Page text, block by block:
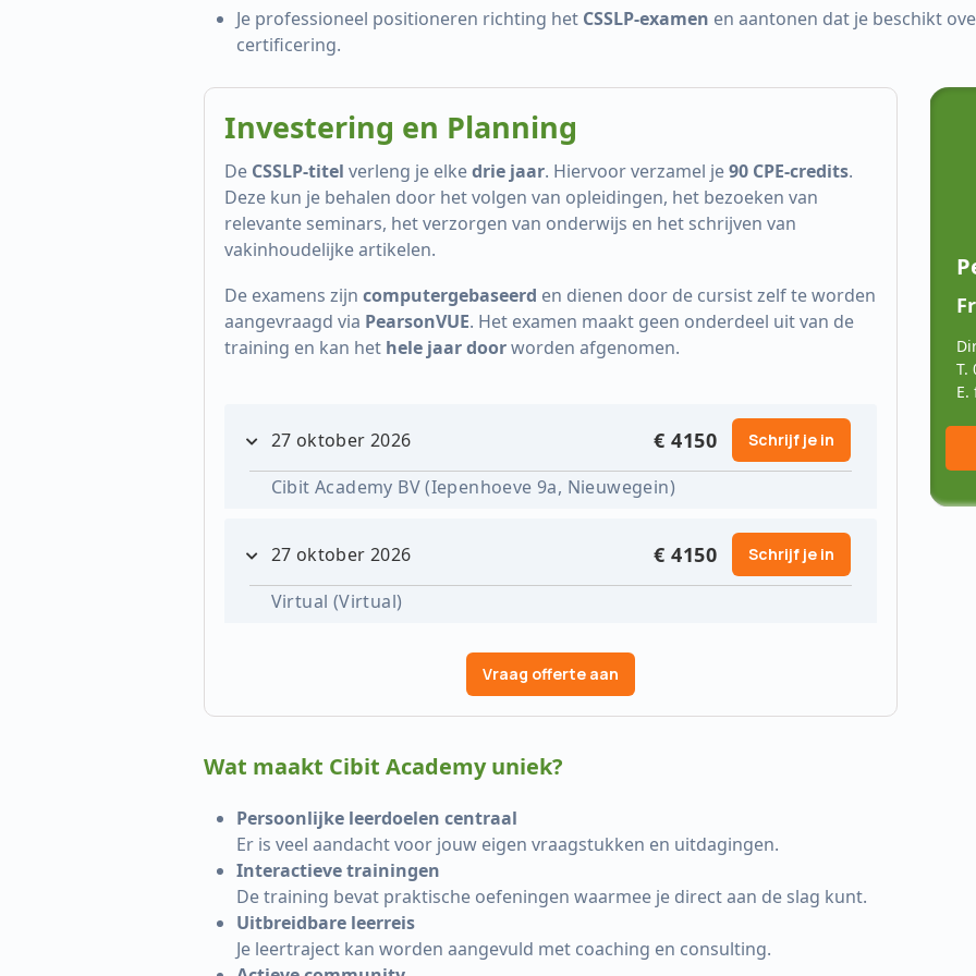
Je professioneel positioneren richting het CSSLP-examen en aantonen dat je beschikt
certificering.
Investering en Planning
De CSSLP-titel verleng je elkedrie jaar. Hiervoor verzamel je90 CPE-credits.
Deze kun je behalen door het volgen van opleidingen, het bezoeken van
relevante seminars, het verzorgen van onderwijs en het schrijven van
vakinhoudelijke artikelen.
De examens zijn computergebaseerd en dienen door de cursist zelf te worden
aangevraagd via PearsonVUE. Het examen maakt geen onderdeel uit van de
training en kan het hele jaar doorworden afgenomen.
27 oktober 2026 € 4150 Schrijf je in
Cibit Academy BV (Iepenhoeve 9a, Nieuwegein)
27 oktober 2026 € 4150 Schrijf je in
Virtual (Virtual)
Vraag offerte aan
Persoonlijk advies?
John Maessen | Cibit
Account Manager
STEL MIJ EEN VRAAG →
Berad Çelik | Cibit
Accountmanager
STEL MIJ EEN VRAAG →
T.
Wat maakt Cibit Academy uniek?
Persoonlijke leerdoelen centraal
Er is veel aandacht voor jouw eigen vraagstukken en uitdagingen.
Interactieve trainingen
De training bevat praktische oefeningen waarmee je direct aan de slag kunt.
Uitbreidbare leerreis
Je leertraject kan worden aangevuld met coaching en consulting.